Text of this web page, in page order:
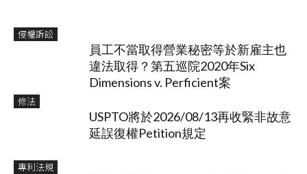
侵權訴訟
員工不當取得營業秘密等於新雇主也
違法取得？第五巡院2020年Six
Dimensions v. Perficient案
修法
USPTO將於2026/08/13再收緊非故意
延誤復權Petition規定
專利法規